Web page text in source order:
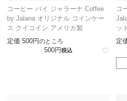
コーヒー バイ ジャラーナ Coffee
by Jalana オリジナル コインケー
ス クイコイン アメリカ製
定価 500 のところ
500 税込
コ
ット
定